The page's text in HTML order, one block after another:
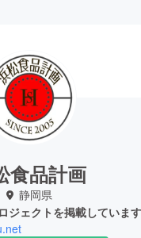
食品計画
静岡県
ジェクトを掲載しています